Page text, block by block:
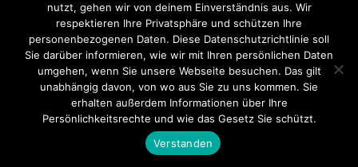
nutzt, gehen wir von deinem Einverständnis aus. Wir
respektieren Ihre Privatsphäre und schützen Ihre
personenbezogenen Daten. Diese Datenschutzrichtlinie soll
Sie darüber informieren, wie wir mit Ihren persönlichen Daten
umgehen, wenn Sie unsere Webseite besuchen. Das gilt
unabhängig davon, von wo aus Sie zu uns kommen. Sie
erhalten außerdem Informationen über Ihre
Persönlichkeitsrechte und wie das Gesetz Sie schützt.
Verstanden